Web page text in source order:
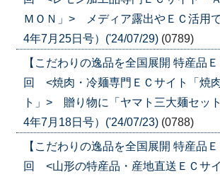
ＭＯＮ」> メディア露出やＥＣ活用
4年7月25日号）('24/07/29) (0789)
【こだわりの逸品を全国展開 特産品
回 <焼肉・冷麺専門ＥＣサイト「焼
ト」> 贈り物に「ヤマト三大麺セッ
4年7月18日号）('24/07/23) (0788)
【こだわりの逸品を全国展開 特産品
回 <山形の特産品・産地直送ＥＣサ